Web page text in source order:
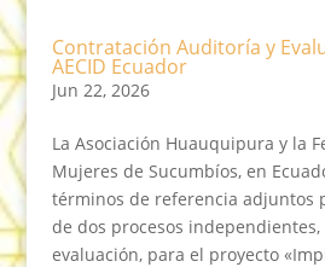
Contratación Auditoría y
AECID Ecuador
Jun 22, 2026
La Asociación Huauquipura y la
Mujeres de Sucumbíos, en
términos de referencia adjuntos
de dos procesos
evaluación, para el proyecto